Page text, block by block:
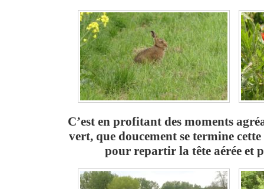
C’est en profitant des moments
vert, que doucement se termine
pour repartir la tête aérée et